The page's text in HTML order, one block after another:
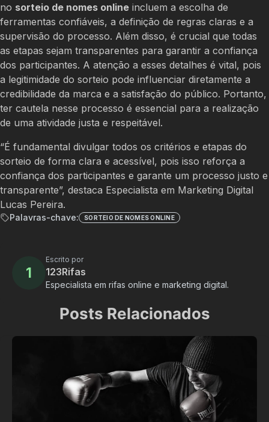
no sorteio de nomes online incluem a escolha de
ferramentas confiáveis, a definição de regras claras e a
supervisão do processo. Além disso, é crucial que todas
as etapas sejam transparentes para garantir a confiança
dos participantes. A atenção a esses detalhes é vital, pois
a legitimidade do sorteio pode influenciar diretamente a
credibilidade da marca e a satisfação do público. Portanto,
ter cautela nesse processo é essencial para a realização
de uma atividade justa e respeitável.
“É fundamental divulgar todos os critérios e etapas do
sorteio de forma clara e acessível, pois isso reforça a
confiança dos participantes e garante um processo justo e
transparente”, destaca Especialista em Marketing Digital
Lucas Pereira.
Palavras-chave: SORTEIO DE NOMES ONLINE
1
Escrito por
123Rifas
Especialista em rifas online e marketing digital.
Posts Relacionados